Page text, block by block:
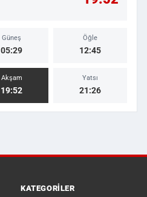
Güneş
05:29
Öğle
12:45
Akşam
19:52
Yatsı
21:26
KATEGORILER